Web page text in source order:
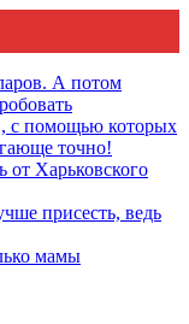
А потом
с помощью которых
точно!
от Харьковского
присесть, ведь
мамы